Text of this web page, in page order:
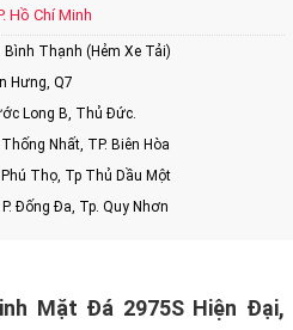
Hồ Chí Minh
Bình Thạnh (Hẻm Xe Tải)
Hưng, Q7
Long B, Thủ Đức.
Nhất, TP. Biên Hòa
Thọ, Tp Thủ Dầu Một
Đống Đa, Tp. Quy Nhơn
Mặt Đá 2975S Hiện Đại,